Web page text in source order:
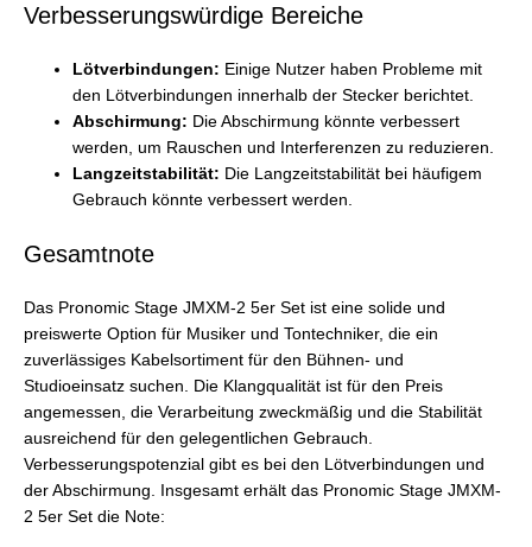
Verbesserungswürdige Bereiche
Lötverbindungen: Einige Nutzer haben Probleme mit
den Lötverbindungen innerhalb der Stecker berichtet.
Abschirmung: Die Abschirmung könnte verbessert
werden, um Rauschen und Interferenzen zu reduzieren.
Langzeitstabilität: Die Langzeitstabilität bei häufigem
Gebrauch könnte verbessert werden.
Gesamtnote
Das Pronomic Stage JMXM-2 5er Set ist eine solide und
preiswerte Option für Musiker und Tontechniker, die ein
zuverlässiges Kabelsortiment für den Bühnen- und
Studioeinsatz suchen. Die Klangqualität ist für den Preis
angemessen, die Verarbeitung zweckmäßig und die Stabilität
ausreichend für den gelegentlichen Gebrauch.
Verbesserungspotenzial gibt es bei den Lötverbindungen und
der Abschirmung. Insgesamt erhält das Pronomic Stage JMXM-
2 5er Set die Note: